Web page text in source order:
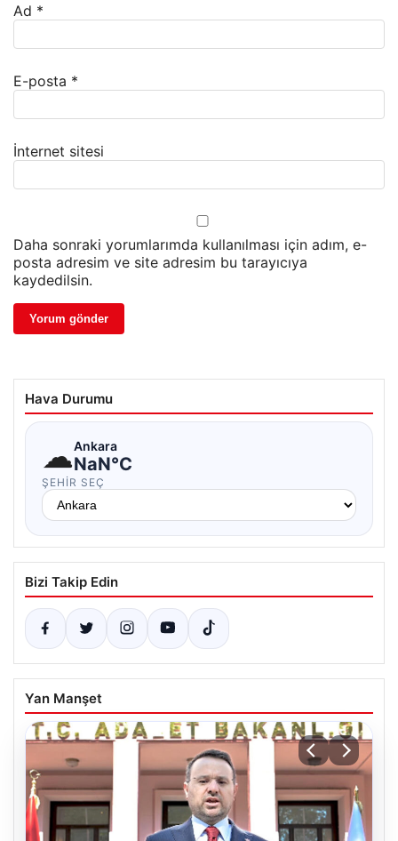
Ad *
E-posta *
İnternet sitesi
Daha sonraki yorumlarımda kullanılması için adım, e-
posta adresim ve site adresim bu tarayıcıya
kaydedilsin.
Hava Durumu
☁Ankara
NaN°C
ŞEHIR SEÇ
Bizi Takip Edin
Yan Manşet